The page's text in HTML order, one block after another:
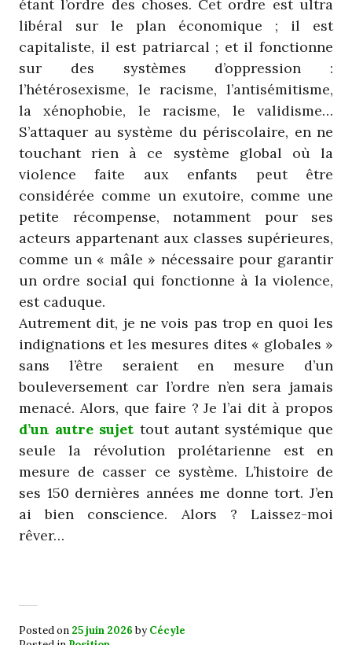
étant l’ordre des choses. Cet ordre est ultra
libéral sur le plan économique ; il est
capitaliste, il est patriarcal ; et il fonctionne
sur des systèmes d’oppression :
l’hétérosexisme, le racisme, l’antisémitisme,
la xénophobie, le racisme, le validisme…
S’attaquer au système du périscolaire, en ne
touchant rien à ce système global où la
violence faite aux enfants peut être
considérée comme un exutoire, comme une
petite récompense, notamment pour ses
acteurs appartenant aux classes supérieures,
comme un « mâle » nécessaire pour garantir
un ordre social qui fonctionne à la violence,
est caduque.
Autrement dit, je ne vois pas trop en quoi les
indignations et les mesures dites « globales »
sans l’être seraient en mesure d’un
bouleversement car l’ordre n’en sera jamais
menacé. Alors, que faire ? Je l’ai dit à propos
d’un autre sujet tout autant systémique que
seule la révolution prolétarienne est en
mesure de casser ce système. L’histoire de
ses 150 dernières années me donne tort. J’en
ai bien conscience. Alors ? Laissez-moi
rêver…
Posted on 25 juin 2026 byCécyle